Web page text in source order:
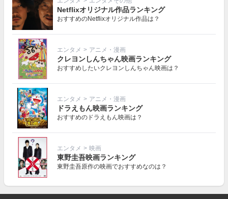
Netflixオリジナル作品ランキング
おすすめのNetflixオリジナル作品は？
エンタメ > アニメ・漫画
クレヨンしんちゃん映画ランキング
おすすめしたいクレヨンしんちゃん映画は？
エンタメ > アニメ・漫画
ドラえもん映画ランキング
おすすめのドラえもん映画は？
エンタメ > 映画
東野圭吾映画ランキング
東野圭吾原作の映画でおすすめなのは？